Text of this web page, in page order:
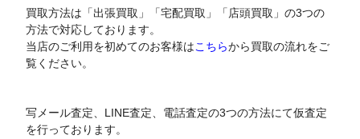
買取方法は「出張買取」「宅配買取」「店頭買取」の3つの
方法で対応しております。
当店のご利用を初めてのお客様はこちらから買取の流れをご
覧ください。
写メール査定、LINE査定、電話査定の3つの方法にて仮査定
を行っております。